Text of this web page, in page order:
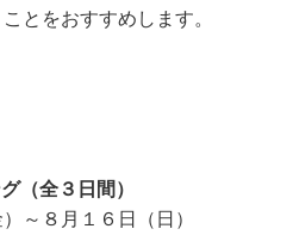
とをおすすめします。
（全３日間）
～８月１６日（日）